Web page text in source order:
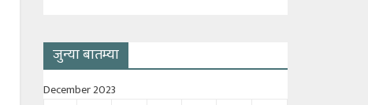
जुन्या बातम्या
December 2023